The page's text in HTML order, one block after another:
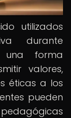
utilizados
durante
forma
valores,
éticas a los
pueden